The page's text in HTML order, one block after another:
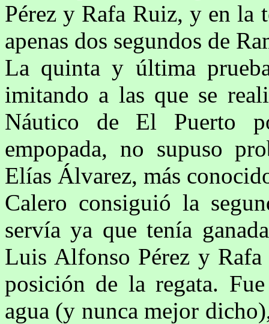
Pérez y Rafa Ruiz, y en la
apenas dos segundos de
La quinta y última
imitando a las que se
Náutico de El Puerto
empopada, no supuso
Elías Álvarez, más
Calero consiguió la
servía ya que tenía
Luis Alfonso Pérez y Rafa
posición de la regata.
agua (y nunca mejor